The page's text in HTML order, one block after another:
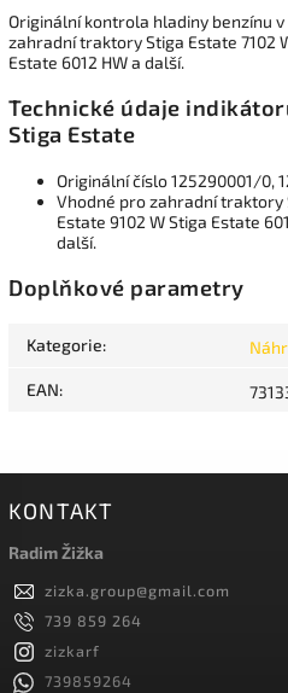
Originální kontrola hladiny benzínu
zahradní traktory Stiga Estate 7102
Estate 6012 HW a další.
Technické údaje
Stiga Estate
Originální číslo 125290001/0,
Vhodné pro zahradní traktory
Estate 9102 W Stiga Estate
další.
Doplňkové parametry
Kategorie:
EAN:
KONTAKT
Radim Žižka
zizka.group@gmail.com
739 859 264
zizkarf
739859264